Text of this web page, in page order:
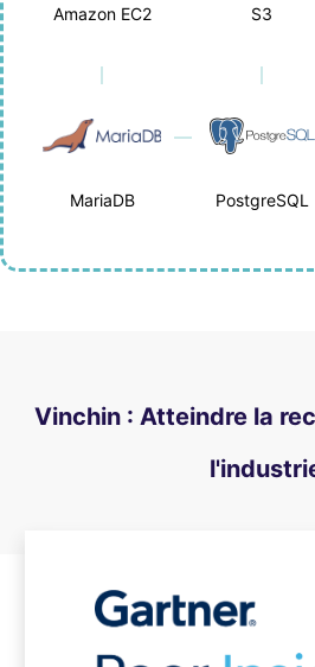
Amazon EC2 S3
MariaDB PostgreSQL
Vinchin : Atteindre la